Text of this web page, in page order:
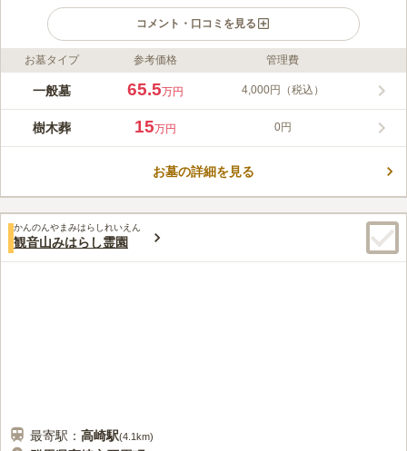
コメント・口コミを見る
ライフドット編集部のコメント
高崎市にある、樹木葬もできる珍しいタイプの共同墓地です。閑
アクセス至便の墓地です。 静かな住宅街にある、日当たりの良
い墓地です。コンクリートの塀に囲まれているので、プライベー
が祀られています。宗教は不問です。宗教の違いを気にすること
やご高齢の方でも安心してお参りができます。
この霊園はまだ誰からも評価されていません。
お墓タイプ 参考価格 管理費
一般墓 65.5万円 4,000円（税込）
樹木葬 15万円 0円
お墓の詳細を見る
かんのんやまみはらしれいえん
観音山みはらし霊園
最寄駅： 高崎駅(4.1km)